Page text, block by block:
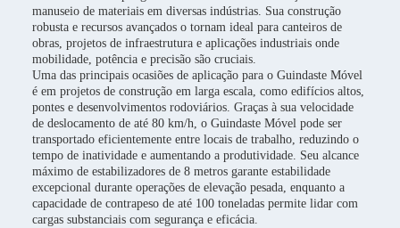
manuseio de materiais em diversas indústrias. Sua construção
robusta e recursos avançados o tornam ideal para canteiros de
obras, projetos de infraestrutura e aplicações industriais onde
mobilidade, potência e precisão são cruciais.
Uma das principais ocasiões de aplicação para o Guindaste Móvel
é em projetos de construção em larga escala, como edifícios altos,
pontes e desenvolvimentos rodoviários. Graças à sua velocidade
de deslocamento de até 80 km/h, o Guindaste Móvel pode ser
transportado eficientemente entre locais de trabalho, reduzindo o
tempo de inatividade e aumentando a produtividade. Seu alcance
máximo de estabilizadores de 8 metros garante estabilidade
excepcional durante operações de elevação pesada, enquanto a
capacidade de contrapeso de até 100 toneladas permite lidar com
cargas substanciais com segurança e eficácia.